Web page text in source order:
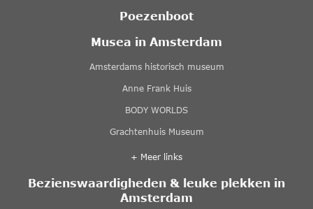
Poezenboot
Musea in Amsterdam
Amsterdams historisch museum
Anne Frank Huis
BODY WORLDS
Grachtenhuis Museum
+ Meer links
Bezienswaardigheden & leuke plekken in
Amsterdam